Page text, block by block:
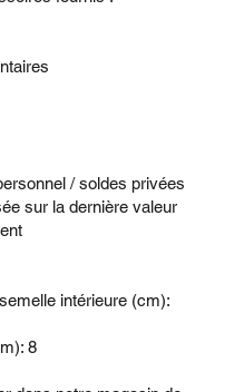
/ soldes privées
sur la dernière valeur
intérieure (cm):
8